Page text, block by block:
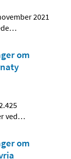
2021
…
om
ved…
om